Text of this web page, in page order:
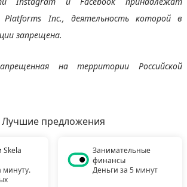
Inc., деятельность которой в
запрещена.
на территории Российской
Лучшие предложения
минуту.
Занимательные
финансы
Деньги за 5 минут